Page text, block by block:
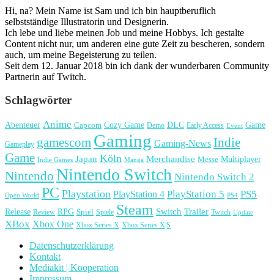
Hi, na? Mein Name ist Sam und ich bin hauptberuflich
selbstständige Illustratorin und Designerin.
Ich lebe und liebe meinen Job und meine Hobbys. Ich gestalte
Content nicht nur, um anderen eine gute Zeit zu bescheren, sondern
auch, um meine Begeisterung zu teilen.
Seit dem 12. Januar 2018 bin ich dank der wunderbaren Community
Partnerin auf Twitch.
Schlagwörter
Abenteuer Anime Capcom Cozy Game Demo DLC Early Access Event Game
Gameplay gamescom Gaming Gaming-News Indie
Game Indie Games Japan Köln Manga Merchandise Messe Multiplayer
Nintendo Nintendo Switch Nintendo Switch 2
Open World PC Playstation PlayStation 4 PlayStation 5 PS4 PS5
Release Review RPG Spiel Spiele Steam Switch Trailer Twitch Update
XBox Xbox One Xbox Series X Xbox Series X|S
Datenschutzerklärung
Kontakt
Mediakit | Kooperation